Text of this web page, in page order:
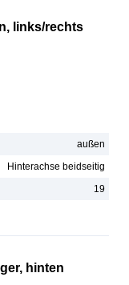
links/rechts
außen
Hinterachse beidseitig
19
hinten